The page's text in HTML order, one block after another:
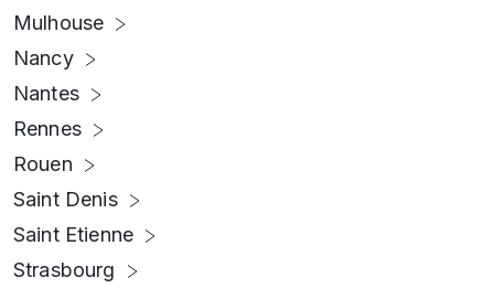
Mulhouse
Nancy
Nantes
Rennes
Rouen
Saint Denis
Saint Etienne
Strasbourg